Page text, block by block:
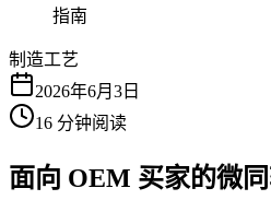
指南
制造工艺
2026年6月3日
16 分钟阅读
面向 OEM 买家的微